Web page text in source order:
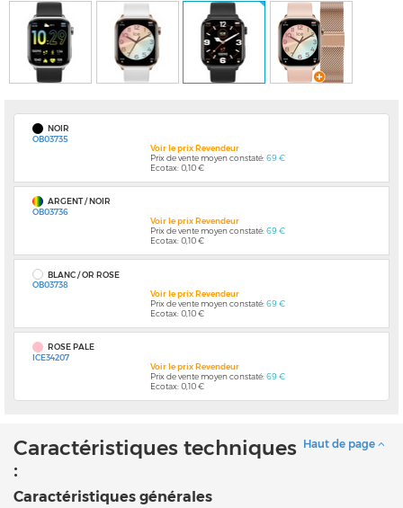
NOIR
OB03735
Voir le prix Revendeur
Prix de vente moyen constaté:69 €
Ecotax: 0,10 €
ARGENT / NOIR
OB03736
Voir le prix Revendeur
Prix de vente moyen constaté:69 €
Ecotax: 0,10 €
BLANC / OR ROSE
OB03738
Voir le prix Revendeur
Prix de vente moyen constaté:69 €
Ecotax: 0,10 €
ROSE PALE
ICE34207
Voir le prix Revendeur
Prix de vente moyen constaté:69 €
Ecotax: 0,10 €
Haut de page
Caractéristiques techniques
:
Caractéristiques générales